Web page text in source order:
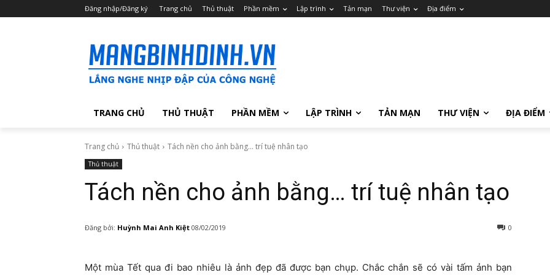
Đăng nhập/Đăng ký Trang chủ Thủ thuật Phần mềm Lập trình Tản mạn Thư viện Địa điểm
TRANG CHỦ THỦ THUẬT PHẦN MỀM LẬP TRÌNH TẢN MẠN THƯ VIỆN ĐỊA ĐIỂM
Trang chủ Thủ thuật Tách nền cho ảnh bằng... trí tuệ nhân tạo
Thủ thuật
Tách nền cho ảnh bằng… trí tuệ nhân tạo
Đăng bởi: Huỳnh Mai Anh Kiệt 08/02/2019 0
Một mùa Tết qua đi bao nhiêu là ảnh đẹp đã được bạn chụp. Chắc chắn sẽ có vài tấm ảnh bạn